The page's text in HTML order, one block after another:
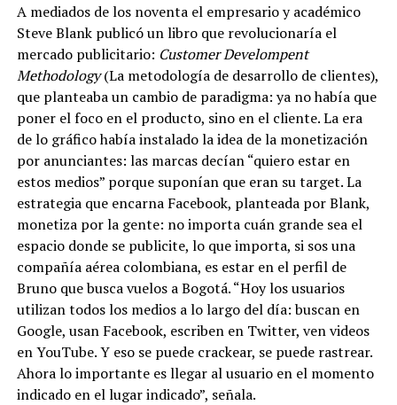
A mediados de los noventa el empresario y académico
Steve Blank publicó un libro que revolucionaría el
mercado publicitario: Customer Develompent
Methodology(La metodología de desarrollo de clientes),
que planteaba un cambio de paradigma: ya no había que
poner el foco en el producto, sino en el cliente. La era
de lo gráfico había instalado la idea de la monetización
por anunciantes: las marcas decían “quiero estar en
estos medios” porque suponían que eran su target. La
estrategia que encarna Facebook, planteada por Blank,
monetiza por la gente: no importa cuán grande sea el
espacio donde se publicite, lo que importa, si sos una
compañía aérea colombiana, es estar en el perfil de
Bruno que busca vuelos a Bogotá. “Hoy los usuarios
utilizan todos los medios a lo largo del día: buscan en
Google, usan Facebook, escriben en Twitter, ven videos
en YouTube. Y eso se puede crackear, se puede rastrear.
Ahora lo importante es llegar al usuario en el momento
indicado en el lugar indicado”, señala.